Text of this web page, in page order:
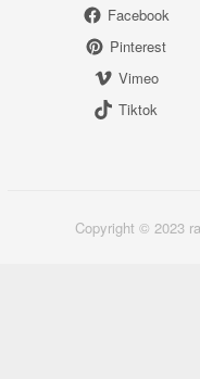
Facebook
Pinterest
Vimeo
Tiktok
Copyright © 2023